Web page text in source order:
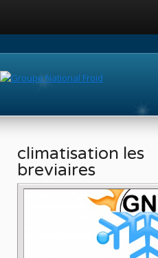
climatisation les
breviaires